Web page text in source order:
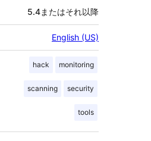
5.4またはそれ以降
English (US)
hack monitoring
scanning security
tools